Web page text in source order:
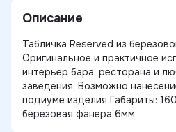
Описание
Табличка Reserved из
Оригинальное и практичное
интерьер бара, ресторана и
заведения. Возможно
подиуме изделия Габариты:
березовая фанера 6мм